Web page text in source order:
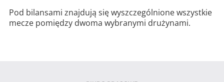
Pod bilansami znajdują się wyszczególnione wszystkie
mecze pomiędzy dwoma wybranymi drużynami.